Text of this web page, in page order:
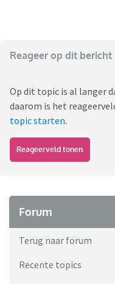
Reageer op dit bericht
Op dit topic is al langer
daarom is het
topic starten.
Reageerveld tonen
Forum
Terug naar forum
Recente topics